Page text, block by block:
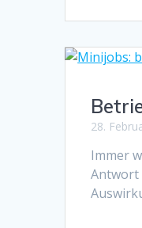
28.
Immer
Antwort